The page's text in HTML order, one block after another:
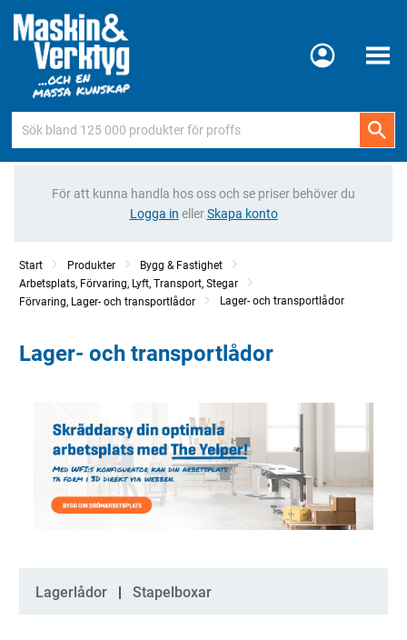
Meny
För att kunna handla hos oss och se priser behöver du
Logga in ellerSkapa konto
Start Produkter
Bygg & Fastighet
Arbetsplats, Förvaring, Lyft, Transport, Stegar
Förvaring, Lager- och transportlådor
Lager- och transportlådor
Lager- och transportlådor
Kategorier
Lagerlådor Stapelboxar